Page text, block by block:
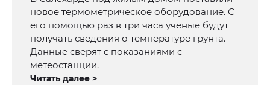
новое термометрическое оборудование. С
его помощью раз в три часа ученые будут
получать сведения о температуре грунта.
Данные сверят с показаниями с
метеостанции.
Читать далее >